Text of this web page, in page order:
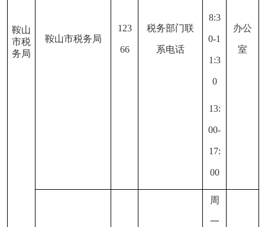
鞍山
市税
务局
鞍山市税务局
123
66
税务部门联
系电话
8:3
0-1
1:3
0
13:
00-
17:
00
办公
室
周
一